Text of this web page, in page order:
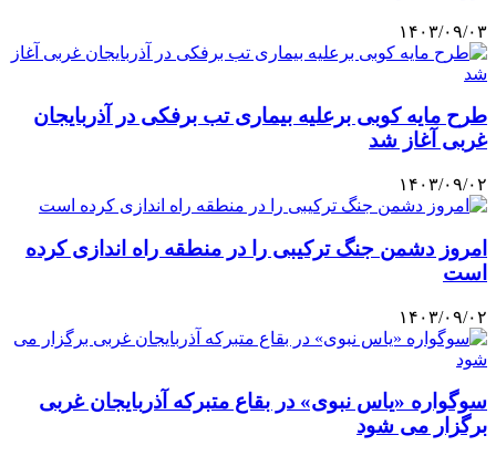
۱۴۰۳/۰۹/۰۳
طرح مایه کوبی برعلیه بیماری تب برفکی در آذربایجان
غربی آغاز شد
۱۴۰۳/۰۹/۰۲
امروز دشمن جنگ ترکیبی را در منطقه راه اندازی کرده
است
۱۴۰۳/۰۹/۰۲
سوگواره «یاس نبوی» در بقاع متبرکه آذربایجان‌ غربی
برگزار می شود